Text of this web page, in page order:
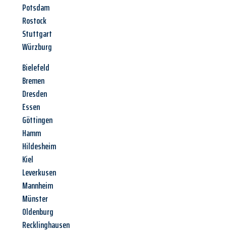
Potsdam
Rostock
Stuttgart
Würzburg
Bielefeld
Bremen
Dresden
Essen
Göttingen
Hamm
Hildesheim
Kiel
Leverkusen
Mannheim
Münster
Oldenburg
Recklinghausen